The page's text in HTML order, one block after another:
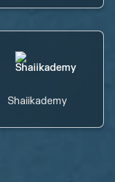
Shaiikademy